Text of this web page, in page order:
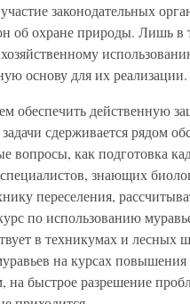
законодательных
об охране природы. Лишь в
основу для их реализации.
обеспечить действенную
сдерживается рядом
вопросы, как подготовка
специалистов, знающих
переселения,
по использованию
в техникумах и лесных
на курсах
на быстрое разрешение